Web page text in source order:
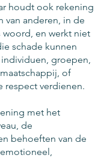
houdt ook rekening
van anderen, in de
woord, en werkt niet
schade kunnen
groepen,
of
respect verdienen.
met het
de
behoeften van de